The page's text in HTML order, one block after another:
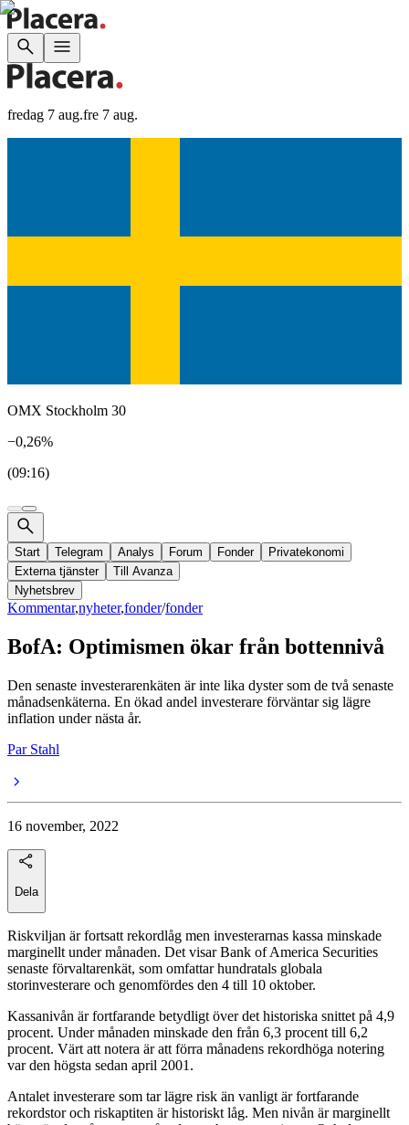
fredag 7 aug.fre 7 aug.
OMX Stockholm 30
−0,26%
(09:16)
Start Telegram Analys Forum Fonder
Privatekonomi
Externa tjänster
Till Avanza
Nyhetsbrev
Kommentar,nyheter,fonder/fonder
BofA: Optimismen ökar från bottennivå
Den senaste investerarenkäten är inte lika dyster som de två senaste
månadsenkäterna. En ökad andel investerare förväntar sig lägre
inflation under nästa år.
Par Stahl
16 november, 2022
Dela
Riskviljan är fortsatt rekordlåg men investerarnas kassa minskade
marginellt under månaden. Det visar Bank of America Securities
senaste förvaltarenkät, som omfattar hundratals globala
storinvesterare och genomfördes den 4 till 10 oktober.
Kassanivån är fortfarande betydligt över det historiska snittet på 4,9
procent. Under månaden minskade den från 6,3 procent till 6,2
procent. Värt att notera är att förra månadens rekordhöga notering
var den högsta sedan april 2001.
Antalet investerare som tar lägre risk än vanligt är fortfarande
rekordstor och riskaptiten är historiskt låg. Men nivån är marginellt